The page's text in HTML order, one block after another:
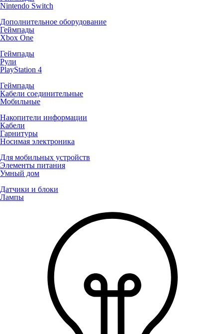
Nintendo Switch
Дополнительное оборудование
Геймпады
Xbox One
Геймпады
Рули
PlayStation 4
Геймпады
Кабели соединительные
Мобильные
Накопители информации
Кабели
Гарнитуры
Носимая электроника
Для мобильных устройств
Элементы питания
Умный дом
Датчики и блоки
Лампы